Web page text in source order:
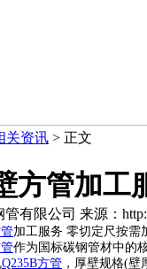
关资讯 > 正文
方管加工
有限公司 来源：
加工服务 零切定尺按需
作为国标碳钢管材中的
Q235B方管 ，厚壁规格(